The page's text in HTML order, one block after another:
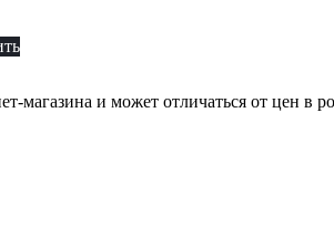
магазина и может отличаться от цен в